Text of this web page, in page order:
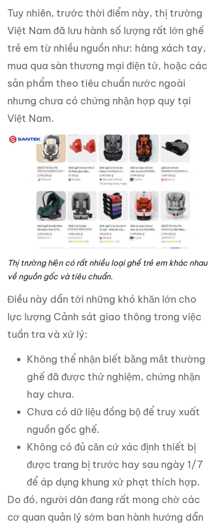
Tuy nhiên, trước thời điểm này, thị trường
Việt Nam đã lưu hành số lượng rất lớn ghế
trẻ em từ nhiều nguồn như: hàng xách tay,
mua qua sàn thương mại điện tử, hoặc các
sản phẩm theo tiêu chuẩn nước ngoài
nhưng chưa có chứng nhận hợp quy tại
Việt Nam.
Thị trường hiện có rất nhiều loại ghế trẻ em khác nhau
về nguồn gốc và tiêu chuẩn.
Điều này dẫn tới những khó khăn lớn cho
lực lượng Cảnh sát giao thông trong việc
tuần tra và xử lý:
Không thể nhận biết bằng mắt thường
ghế đã được thử nghiệm, chứng nhận
hay chưa.
Chưa có dữ liệu đồng bộ để truy xuất
nguồn gốc ghế.
Không có đủ căn cứ xác định thiết bị
được trang bị trước hay sau ngày 1/7
để áp dụng khung xử phạt thích hợp.
Do đó, người dân đang rất mong chờ các
cơ quan quản lý sớm ban hành hướng dẫn